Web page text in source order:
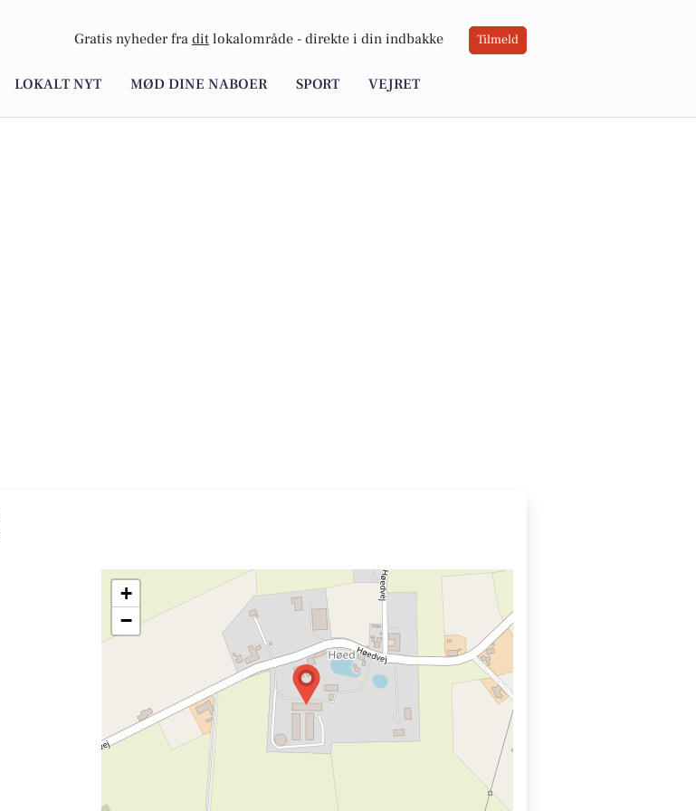
Gratis nyheder fra dit lokalområde - direkte i din indbakke Tilmeld
LOKALT NYT MØD DINE NABOER SPORT VEJRET
+
−